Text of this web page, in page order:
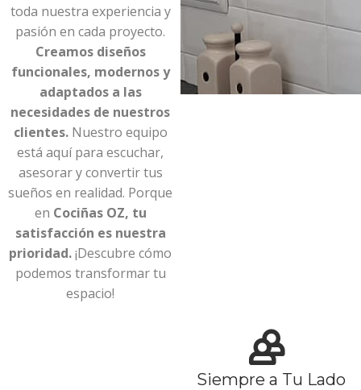
toda nuestra experiencia y
pasión en cada proyecto.
Creamos diseños
funcionales, modernos y
adaptados a las
necesidades de nuestros
clientes.Nuestro equipo
está aquí para escuchar,
asesorar y convertir tus
sueños en realidad. Porque
en Cociñas OZ, tu
satisfacción es nuestra
prioridad.¡Descubre cómo
podemos transformar tu
espacio!
Siempre a Tu Lado